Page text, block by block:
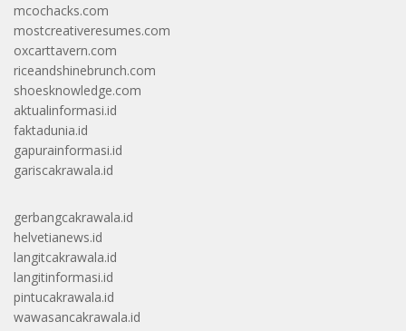
mcochacks.com
mostcreativeresumes.com
oxcarttavern.com
riceandshinebrunch.com
shoesknowledge.com
aktualinformasi.id
faktadunia.id
gapurainformasi.id
gariscakrawala.id
gerbangcakrawala.id
helvetianews.id
langitcakrawala.id
langitinformasi.id
pintucakrawala.id
wawasancakrawala.id